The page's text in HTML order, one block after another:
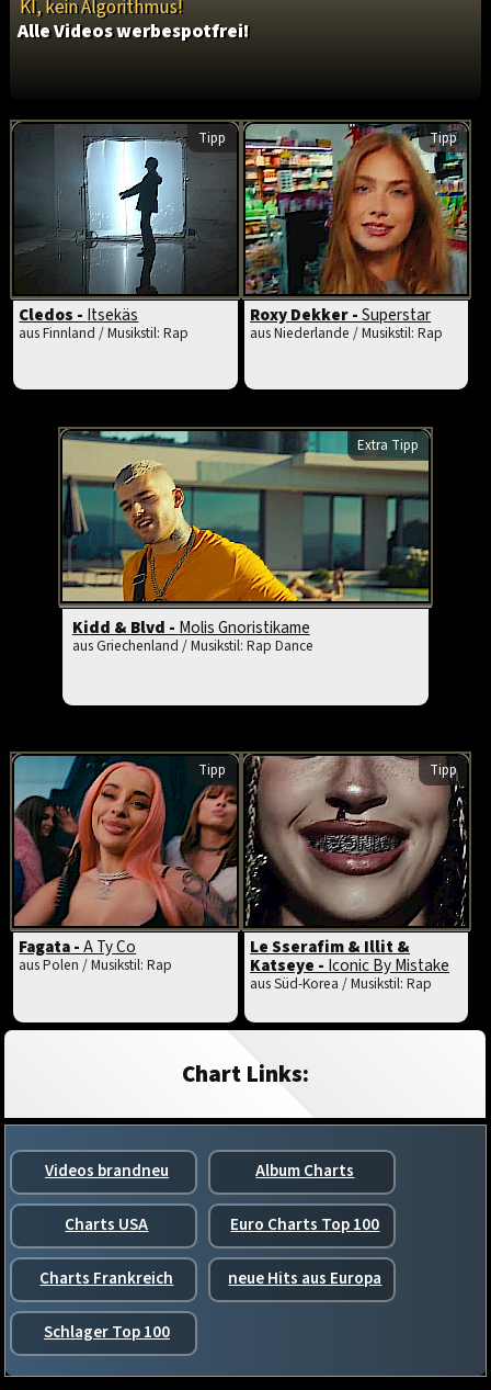
KI, kein Algorithmus!
Alle Videos werbespotfrei!
Tipp
Cledos - Itsekäs
aus Finnland / Musikstil: Rap
Tipp
Roxy Dekker -Superstar
aus Niederlande / Musikstil: Rap
Extra Tipp
Kidd & Blvd - Molis Gnoristikame
aus Griechenland / Musikstil: Rap Dance
Tipp
Fagata -A Ty Co
aus Polen / Musikstil: Rap
Tipp
Le Sserafim & Illit &
Katseye -Iconic By Mistake
aus Süd-Korea / Musikstil: Rap
Chart Links:
Videos brandneu Album Charts
Charts USA Euro Charts Top 100
Charts Frankreich neue Hits aus Europa
Schlager Top 100